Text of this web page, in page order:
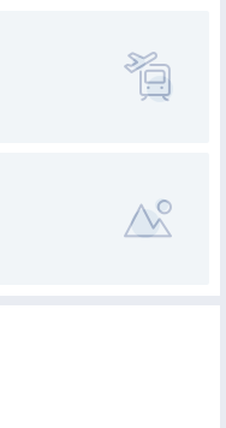
餐，讓您在工作之餘還能盡享美食。酒店設有
園、K歌娛樂，形成頗具規模的旅遊綜合體，